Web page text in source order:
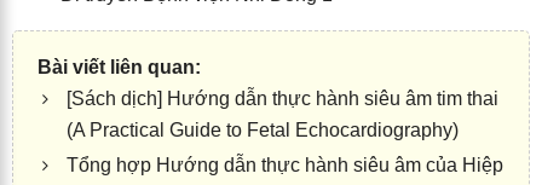
[Sách dịch] Hướng dẫn thực hành siêu âm tim thai
(A Practical Guide to Fetal Echocardiography)
Tổng hợp Hướng dẫn thực hành siêu âm của Hiệp